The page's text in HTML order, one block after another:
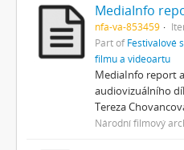
nfa-va-853459
Part ofFestivalové
filmu a videoartu
MediaInfo report
audiovizuálního
Tereza
Národní filmový